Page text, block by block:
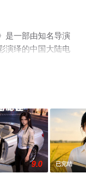
是一部由知名导演
演绎的中国大陆电
手机免费观看高清
视剧、电视猫或
9.0 已完结